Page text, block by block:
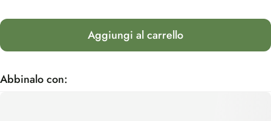
Aggiungi al carrello
Abbinalo con: